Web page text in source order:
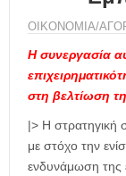
ΟΙΚΟΝΟΜΙΑ/
Η συνεργασία
στη βελτίωση
|> Η στρατηγική
με στόχο την
ενδυνάμωση της